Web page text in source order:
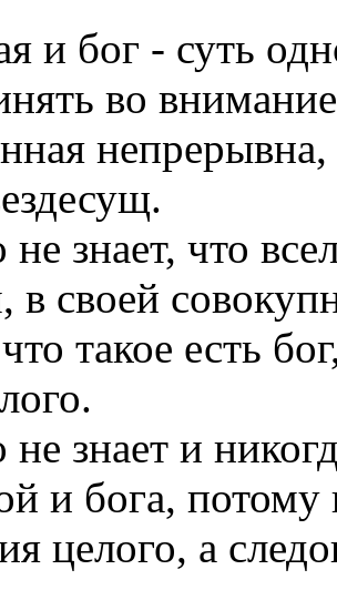
и бог - суть
во
знает, что
в своей
что такое есть
знает и
и бога, потому
целого, а